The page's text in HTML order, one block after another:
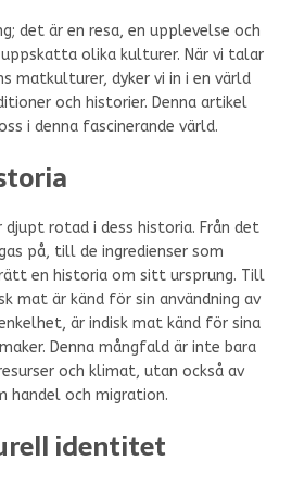
det är en resa, en upplevelse och
olika kulturer. När vi talar
matkulturer, dyker vi in i en värld
och historier. Denna artikel
i denna fascinerande värld.
rotad i dess historia. Från det
på, till de ingredienser som
en historia om sitt ursprung. Till
mat är känd för sin användning av
är indisk mat känd för sina
Denna mångfald är inte bara
och klimat, utan också av
handel och migration.
identitet